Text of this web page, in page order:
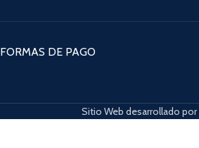
FORMAS DE PAGO
Sitio Web desarrollado por